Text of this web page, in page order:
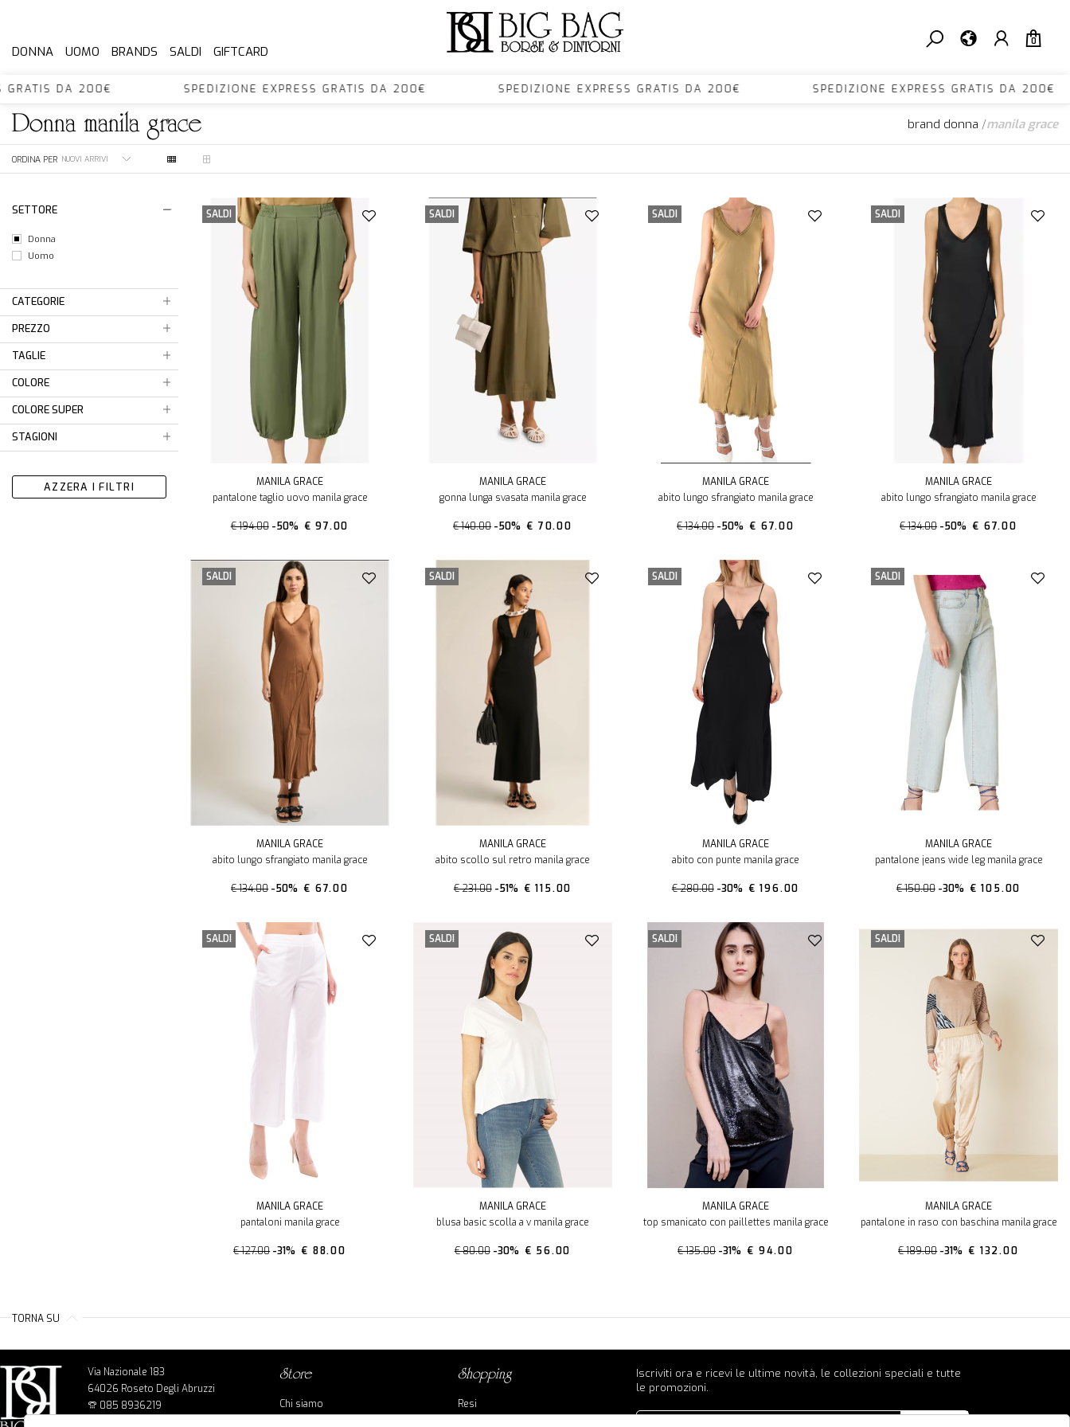
0
DONNA UOMO BRANDS SALDI GIFTCARD
GRATIS DA 200€ SPEDIZIONE EXPRESS GRATIS DA 200€ SPEDIZIONE EXPRESS GRATIS DA 200€ SPEDIZIONE EXPRESS GRATIS
donnamanila grace brand donna /manila grace
ORDINA PER
SETTORE
Donna
Uomo
CATEGORIE
PREZZO
TAGLIE
COLORE
COLORE SUPER
STAGIONI
AZZERA I FILTRI
SALDI
MANILA GRACE
pantalone taglio uovo manila grace
€ 194.00 -50% € 97.00
SALDI
MANILA GRACE
gonna lunga svasata manila grace
€ 140.00 -50% € 70.00
SALDI
MANILA GRACE
abito lungo sfrangiato manila grace
€ 134.00 -50% € 67.00
SALDI
MANILA GRACE
abito lungo sfrangiato manila grace
€ 134.00 -50% € 67.00
SALDI
MANILA GRACE
abito lungo sfrangiato manila grace
€ 134.00 -50% € 67.00
SALDI
MANILA GRACE
abito scollo sul retro manila grace
€ 231.00 -51% € 115.00
SALDI
MANILA GRACE
abito con punte manila grace
€ 280.00 -30% € 196.00
SALDI
MANILA GRACE
pantalone jeans wide leg manila grace
€ 150.00 -30% € 105.00
SALDI
MANILA GRACE
pantaloni manila grace
€ 127.00 -31% € 88.00
SALDI
MANILA GRACE
blusa basic scolla a v manila grace
€ 80.00 -30% € 56.00
SALDI
MANILA GRACE
top smanicato con paillettes manila grace
€ 135.00 -31% € 94.00
SALDI
MANILA GRACE
pantalone in raso con baschina manila grace
€ 189.00 -31% € 132.00
TORNA SU
Via Nazionale 183
64026 Roseto Degli Abruzzi
085 8936219
store
Chi siamo
shopping
Resi
Iscriviti ora e ricevi le ultime novità, le collezioni speciali e tutte
le promozioni.